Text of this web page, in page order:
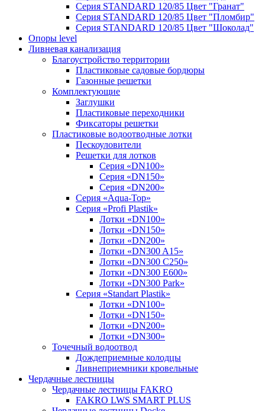
Серия STANDARD 120/85 Цвет "Гранат"
Серия STANDARD 120/85 Цвет "Пломбир"
Серия STANDARD 120/85 Цвет "Шоколад"
Опоры level
Ливневая канализация
Благоустройство территории
Пластиковые садовые бордюры
Газонные решетки
Комплектующие
Заглушки
Пластиковые переходники
Фиксаторы решетки
Пластиковые водоотводные лотки
Пескоуловители
Решетки для лотков
Серия «DN100»
Серия «DN150»
Серия «DN200»
Серия «Aqua-Top»
Серия «Profi Plastik»
Лотки «DN100»
Лотки «DN150»
Лотки «DN200»
Лотки «DN300 A15»
Лотки «DN300 C250»
Лотки «DN300 E600»
Лотки «DN300 Park»
Серия «Standart Plastik»
Лотки «DN100»
Лотки «DN150»
Лотки «DN200»
Лотки «DN300»
Точечный водоотвод
Дождеприемные колодцы
Ливнеприемники кровельные
Чердачные лестницы
Чердачные лестницы FAKRO
FAKRO LWS SMART PLUS